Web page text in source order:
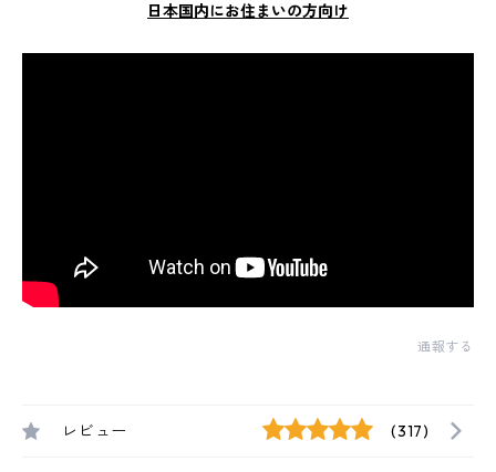
日本国内にお住まいの方向け
通報する
レビュー (317)